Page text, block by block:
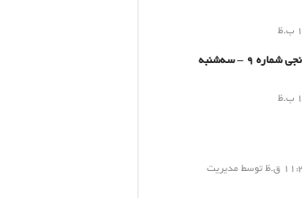
هشدار جوی سطح نارنجی شماره 9 – سه‌شنبه
24 اسفند 1404 - 11:36 ق.ظ توسط مدیریت